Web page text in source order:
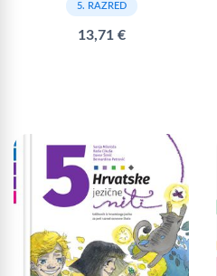
5. RAZRED
13,71 €